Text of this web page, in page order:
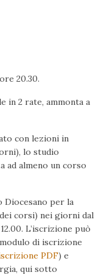
20.30.
in 2 rate, ammonta a
con lezioni in
lo studio
ad almeno un corso
Diocesano per la
corsi) nei giorni dal
L’iscrizione può
di iscrizione
PDF) e
qui sotto